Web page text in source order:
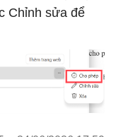
Chỉnh sửa để